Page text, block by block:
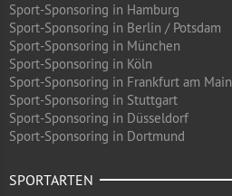
Sport-Sponsoring in Hamburg
Sport-Sponsoring in Berlin / Potsdam
Sport-Sponsoring in München
Sport-Sponsoring in Köln
Sport-Sponsoring in Frankfurt am Main
Sport-Sponsoring in Stuttgart
Sport-Sponsoring in Düsseldorf
Sport-Sponsoring in Dortmund
SPORTARTEN